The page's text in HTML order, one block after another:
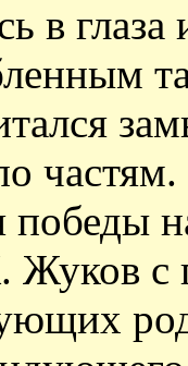
в
частям.
победы
Жуков